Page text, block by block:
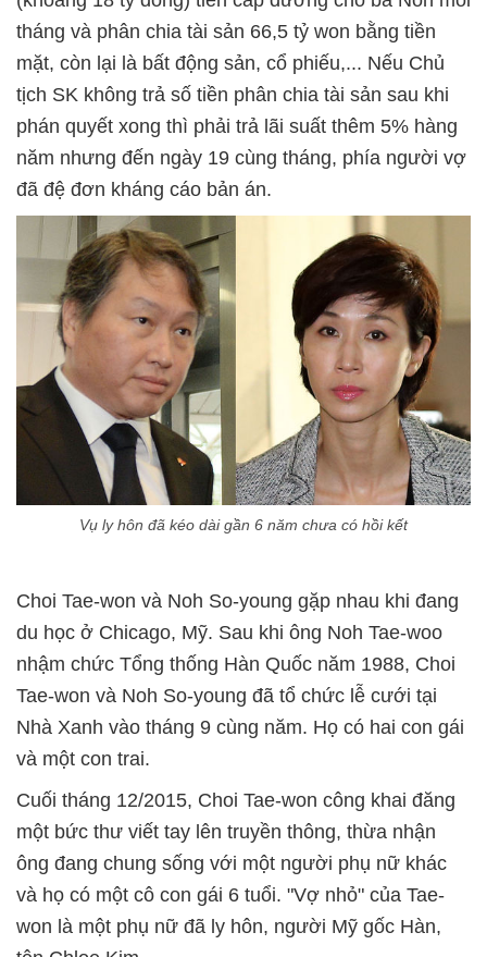
tháng và phân chia tài sản 66,5 tỷ won bằng tiền
mặt, còn lại là bất động sản, cổ phiếu,... Nếu Chủ
tịch SK không trả số tiền phân chia tài sản sau khi
phán quyết xong thì phải trả lãi suất thêm 5% hàng
năm nhưng đến ngày 19 cùng tháng, phía người vợ
đã đệ đơn kháng cáo bản án.
Vụ ly hôn đã kéo dài gần 6 năm chưa có hồi kết
Choi Tae-won và Noh So-young gặp nhau khi đang
du học ở Chicago, Mỹ. Sau khi ông Noh Tae-woo
nhậm chức Tổng thống Hàn Quốc năm 1988, Choi
Tae-won và Noh So-young đã tổ chức lễ cưới tại
Nhà Xanh vào tháng 9 cùng năm. Họ có hai con gái
và một con trai.
Cuối tháng 12/2015, Choi Tae-won công khai đăng
một bức thư viết tay lên truyền thông, thừa nhận
ông đang chung sống với một người phụ nữ khác
và họ có một cô con gái 6 tuổi. "Vợ nhỏ" của Tae-
won là một phụ nữ đã ly hôn, người Mỹ gốc Hàn,